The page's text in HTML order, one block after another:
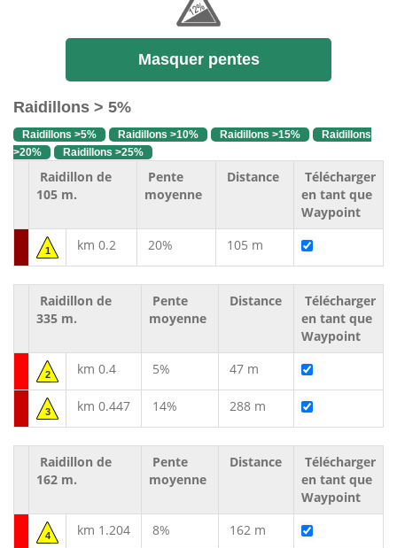
Masquer pentes
Raidillons > 5%
Raidillons >5% Raidillons >10% Raidillons >15%
Raidillons
>20%
Raidillons >25%
Raidillon de
105 m.
Pente
moyenne
Distance
Télécharger
en tant que
Waypoint
1 km 0.2 20% 105 m
Raidillon de
335 m.
Pente
moyenne
Distance
Télécharger
en tant que
Waypoint
2 km 0.4 5% 47 m
3 km 0.447 14% 288 m
Raidillon de
162 m.
Pente
moyenne
Distance
Télécharger
en tant que
Waypoint
4 km 1.204 8% 162 m